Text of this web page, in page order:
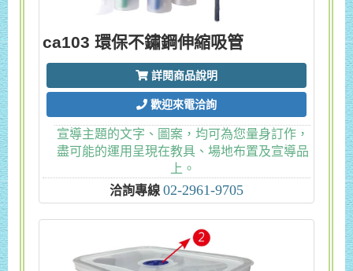
ca103 環保不鏽鋼伸縮吸管
詳閱商品說明
歡迎來電洽詢
宣導主題的文字、圖案，均可為您量身訂作，
盡可能的運用呈現在教具、場地布置及宣導品
上。
洽詢專線 02-2961-9705